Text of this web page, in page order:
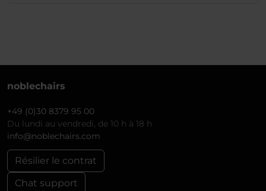
noblechairs
+49 (0)30 8379 95 00
Du lundi au vendredi, de 10 h à 18 h
info@noblechairs.com
Résilier le contrat
Chat support